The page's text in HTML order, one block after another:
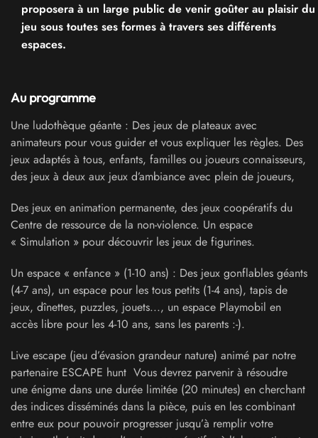
proposera à un large public de venir goûter au plaisir du
jeu sous toutes ses formes à travers ses différents
espaces.
Au programme
Une ludothèque géante : Des jeux de plateaux avec
animateurs pour vous guider et vous expliquer les règles. Des
jeux adaptés à tous, enfants, familles ou joueurs connaisseurs,
des jeux à deux aux jeux d’ambiance avec plein de joueurs,
Des jeux en animation permanente, des jeux coopératifs du
Centre de ressource de la non-violence. Un espace
« Simulation » pour découvrir les jeux de figurines.
Un espace « enfance » (1-10 ans) : Des jeux gonflables géants
(4-7 ans), un espace pour les tous petits (1-4 ans), tapis de
jeux, dînettes, puzzles, jouets..., un espace Playmobil en
accès libre pour les 4-10 ans, sans les parents :-).
Live escape (jeu d’évasion grandeur nature) animé par notre
partenaire ESCAPE hunt Vous devrez parvenir à résoudre
une énigme dans une durée limitée (20 minutes) en cherchant
des indices disséminés dans la pièce, puis en les combinant
entre eux pour pouvoir progresser jusqu’à remplir votre